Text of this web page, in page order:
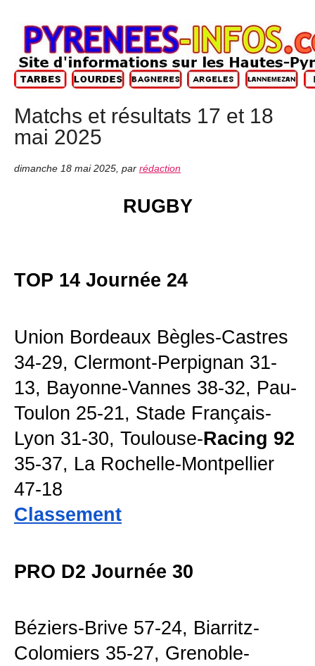
Matchs et résultats 17 et 18
mai 2025
dimanche 18 mai 2025 par rédaction
RUGBY
TOP 14 Journée 24
Union Bordeaux Bègles-Castres
34-29, Clermont-Perpignan 31-
13, Bayonne-Vannes 38-32, Pau-
Toulon 25-21, Stade Français-
Lyon 31-30, Toulouse-Racing 92
35-37, La Rochelle-Montpellier
47-18
Classement
PRO D2 Journée 30
Béziers-Brive 57-24, Biarritz-
Colomiers 35-27, Grenoble-